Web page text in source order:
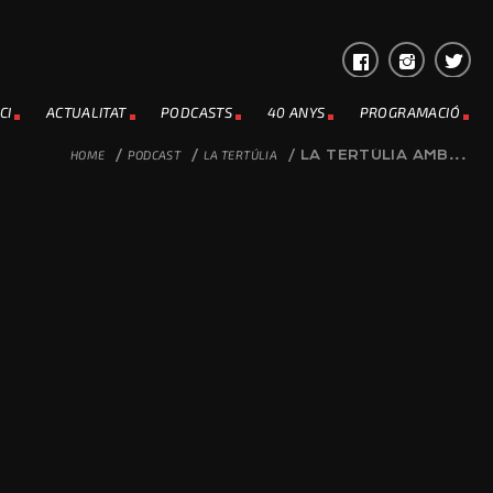
ACTUALITAT PODCASTS 40 ANYS PROGRAMACIÓ
HOME / PODCAST / LA TERTÚLIA / LA TERTÚLIA AMB...